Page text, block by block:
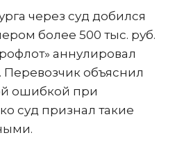
через суд добился
более 500 тыс. руб.
аннулировал
Перевозчик объяснил
ошибкой при
суд признал такие